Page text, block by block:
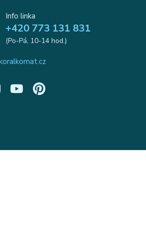
Info linka
+420 773 131 831
(Po-Pá, 10-14 hod.)